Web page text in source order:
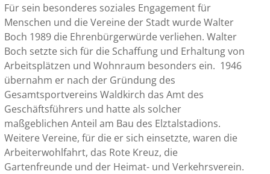
Für sein besonderes soziales Engagement für
Menschen und die Vereine der Stadt wurde Walter
Boch 1989 die Ehrenbürgerwürde verliehen. Walter
Boch setzte sich für die Schaffung und Erhaltung von
Arbeitsplätzen und Wohnraum besonders ein. 1946
übernahm er nach der Gründung des
Gesamtsportvereins Waldkirch das Amt des
Geschäftsführers und hatte als solcher
maßgeblichen Anteil am Bau des Elztalstadions.
Weitere Vereine, für die er sich einsetzte, waren die
Arbeiterwohlfahrt, das Rote Kreuz, die
Gartenfreunde und der Heimat- und Verkehrsverein.